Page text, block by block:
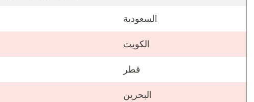
السعودية
الكويت
قطر
البحرين